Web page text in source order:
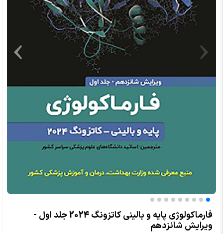
فارماکولوژی پایه و بالینی کاتزونگ 2024 جلد اول -
ویرایش شانزدهم